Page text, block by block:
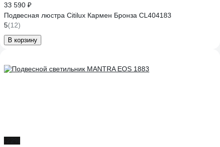
33 590 ₽
Подвесная люстра Citilux Кармен Бронза CL404183
5(12)
В корзину